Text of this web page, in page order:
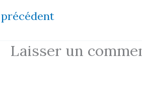
précédent
Laisser un